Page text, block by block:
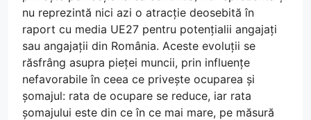
nu reprezintă nici azi o atracție deosebită în
raport cu media UE27 pentru potențialii angajați
sau angajații din România. Aceste evoluții se
răsfrâng asupra pieței muncii, prin influențe
nefavorabile în ceea ce privește ocuparea și
șomajul: rata de ocupare se reduce, iar rata
șomajului este din ce în ce mai mare, pe măsură